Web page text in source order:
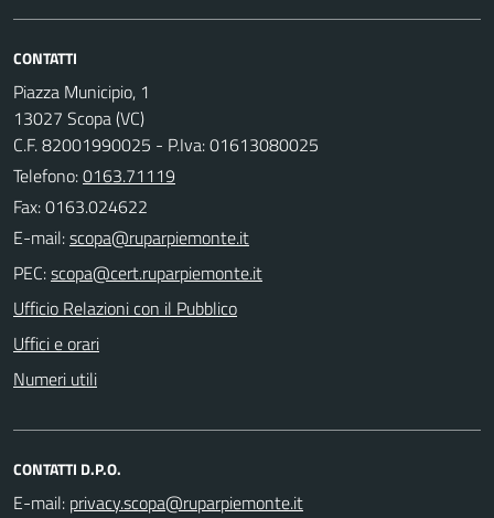
CONTATTI
Piazza Municipio, 1
13027 Scopa (VC)
C.F. 82001990025 - P.Iva: 01613080025
Telefono:0163.71119
Fax: 0163.024622
E-mail:
PEC:
Ufficio Relazioni con il Pubblico
Uffici e orari
Numeri utili
CONTATTI D.P.O.
E-mail: